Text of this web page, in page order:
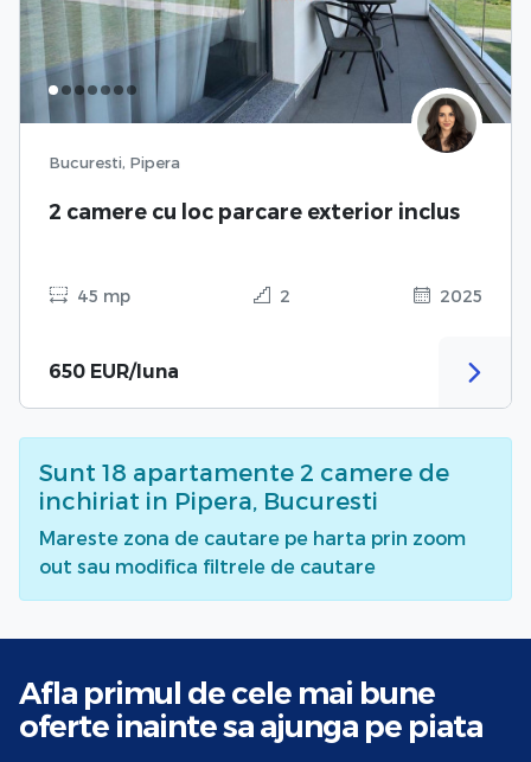
Bucuresti, Pipera
2 camere cu loc parcare exterior inclus
45 mp 2 2025
650 EUR/luna
Sunt 18 apartamente 2 camere de
inchiriat in Pipera, Bucuresti
Mareste zona de cautare pe harta prin zoom
out sau modifica filtrele de cautare
Afla primul de cele mai bune
oferte inainte sa ajunga pe piata